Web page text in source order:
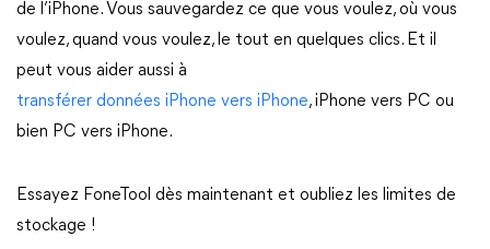
de l’iPhone. Vous sauvegardez ce que vous voulez, où vous
voulez, quand vous voulez, le tout en quelques clics. Et il
peut vous aider aussi à
transférer données iPhone vers iPhone, iPhone vers PC ou
bien PC vers iPhone.
Essayez FoneTool dès maintenant et oubliez les limites de
stockage !